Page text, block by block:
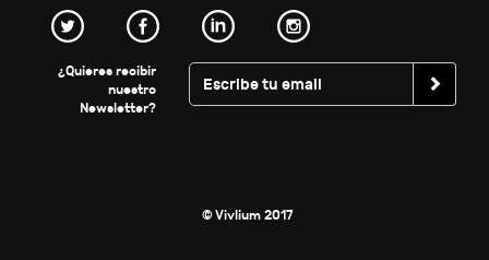
¿Quieres recibir
nuestro
Newsletter?
© Vivlium 2017